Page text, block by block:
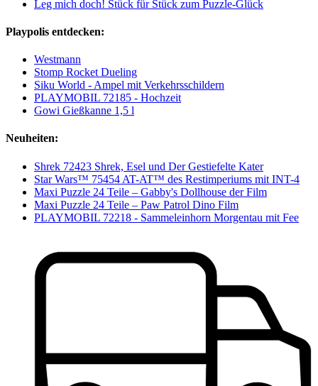
Leg mich doch! Stück für Stück zum Puzzle-Glück
Playpolis entdecken:
Westmann
Stomp Rocket Dueling
Siku World - Ampel mit Verkehrsschildern
PLAYMOBIL 72185 - Hochzeit
Gowi Gießkanne 1,5 l
Neuheiten:
Shrek 72423 Shrek, Esel und Der Gestiefelte Kater
Star Wars™ 75454 AT-AT™ des Restimperiums mit INT-4
Maxi Puzzle 24 Teile – Gabby's Dollhouse der Film
Maxi Puzzle 24 Teile – Paw Patrol Dino Film
PLAYMOBIL 72218 - Sammeleinhorn Morgentau mit Fee